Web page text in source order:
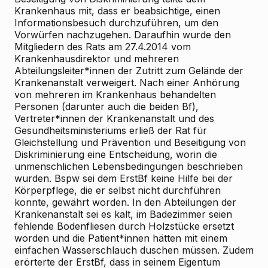
Krankenhaus mit, dass er beabsichtige, einen
Informationsbesuch durchzuführen, um den
Vorwürfen nachzugehen. Daraufhin wurde den
Mitgliedern des Rats am 27.4.2014 vom
Krankenhausdirektor und mehreren
Abteilungsleiter*innen der Zutritt zum Gelände der
Krankenanstalt verweigert. Nach einer Anhörung
von mehreren im Krankenhaus behandelten
Personen (darunter auch die beiden Bf),
Vertreter*innen der Krankenanstalt und des
Gesundheitsministeriums erließ der Rat für
Gleichstellung und Prävention und Beseitigung von
Diskriminierung eine Entscheidung, worin die
unmenschlichen Lebensbedingungen beschrieben
wurden. Bspw sei dem ErstBf keine Hilfe bei der
Körperpflege, die er selbst nicht durchführen
konnte, gewährt worden. In den Abteilungen der
Krankenanstalt sei es kalt, im Badezimmer seien
fehlende Bodenfliesen durch Holzstücke ersetzt
worden und die Patient*innen hätten mit einem
einfachen Wasserschlauch duschen müssen. Zudem
erörterte der ErstBf, dass in seinem Eigentum